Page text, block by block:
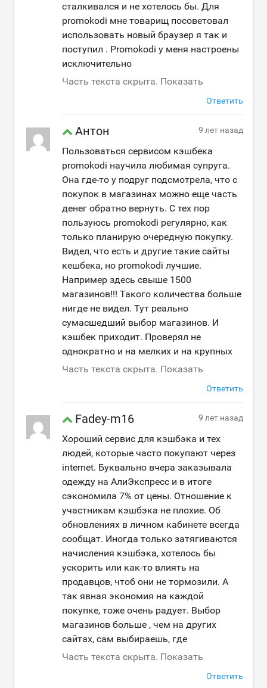
сталкивался и не хотелось бы. Для
promokodi мне товарищ посоветовал
использовать новый браузер я так и
поступил . Promokodi у меня настроены
исключительно
Часть текста скрыта. Показать
Ответить
Антон 9 лет назад
Пользоваться сервисом кэшбека
promokodi научила любимая супруга.
Она где-то у подруг подсмотрела, что с
покупок в магазинах можно еще часть
денег обратно вернуть. С тех пор
пользуюсь promokodi регулярно, как
только планирую очередную покупку.
Видел, что есть и другие такие сайты
кешбека, но promokodi лучшие.
Например здесь свыше 1500
магазинов!!! Такого количества больше
нигде не видел. Тут реально
сумасшедший выбор магазинов. И
кэшбек приходит. Проверял не
однократно и на мелких и на крупных
Часть текста скрыта. Показать
Ответить
Fadey-m16 9 лет назад
Хороший сервис для кэшбэка и тех
людей, которые часто покупают через
internet. Буквально вчера заказывала
одежду на АлиЭкспресс и в итоге
сэкономила 7% от цены. Отношение к
участникам кэшбэка не плохие. Об
обновлениях в личном кабинете всегда
сообщат. Иногда только затягиваются
начисления кэшбэка, хотелось бы
ускорить или как-то влиять на
продавцов, чтоб они не тормозили. А
так явная экономия на каждой
покупке, тоже очень радует. Выбор
магазинов больше , чем на других
сайтах, сам выбираешь, где
Часть текста скрыта. Показать
Ответить